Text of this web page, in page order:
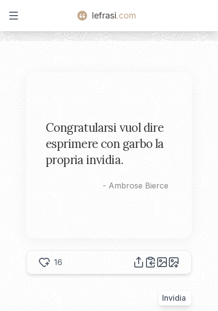
Open main menu
lefrasi.com
Congratularsi vuol dire
esprimere con garbo la
propria invidia.
- Ambrose Bierce
16
Invidia